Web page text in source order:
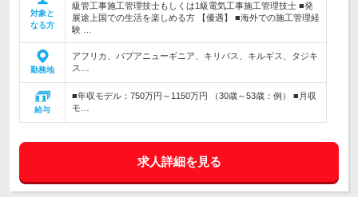
対象と
なる方
級管工事施工管理技士もしくは1級電気工事施工管理技士 ■発
展途上国での生活を楽しめる方 【優遇】 ■海外での施工管理経
験 …
勤務地
アフリカ、パプアニューギニア、キリバス、キルギス、タジキ
ス…
給与
■年収モデル：750万円～1150万円 （30歳～53歳：例） ■月収
モ…
求人詳細を見る